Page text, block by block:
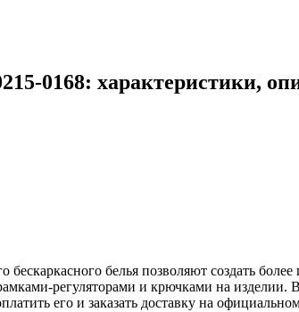
0168: характеристики,
белья позволяют создать
регуляторами и крючками на
его и заказать доставку на